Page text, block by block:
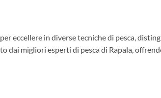
eccellere in diverse tecniche di pesca,
migliori esperti di pesca di Rapala,